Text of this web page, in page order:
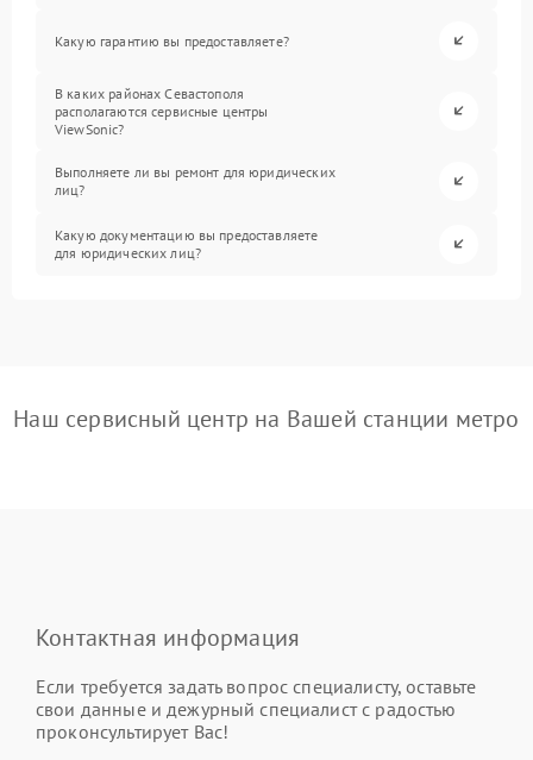
Какую гарантию вы предоставляете?
В каких районах Севастополя
располагаются сервисные центры
ViewSonic?
Выполняете ли вы ремонт для юридических
лиц?
Какую документацию вы предоставляете
для юридических лиц?
Наш сервисный центр на Вашей станции метро
Контактная информация
Если требуется задать вопрос специалисту, оставьте
свои данные и дежурный специалист с радостью
проконсультирует Вас!